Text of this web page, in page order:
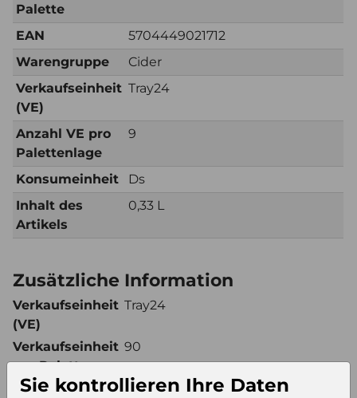
Palette
EAN
5704449021712
Warengruppe
Cider
Verkaufseinheit
(VE)
Tray24
Anzahl VE pro
Palettenlage
9
Konsumeinheit
Ds
Inhalt des
Artikels
0,33 L
Zusätzliche Information
Verkaufseinheit
(VE)
Tray24
Verkaufseinheit
pro Palette
90
Konsumeinheit
Ds
Sie kontrollieren Ihre Daten